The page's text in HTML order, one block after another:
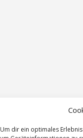
Um dir ein optimales